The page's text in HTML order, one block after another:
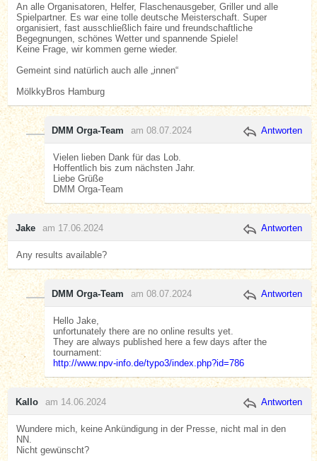
An alle Organisatoren, Helfer, Flaschenausgeber, Griller und alle
Spielpartner. Es war eine tolle deutsche Meisterschaft. Super
organisiert, fast ausschließlich faire und freundschaftliche
Begegnungen, schönes Wetter und spannende Spiele!
Keine Frage, wir kommen gerne wieder.
Gemeint sind natürlich auch alle „innen“
MölkkyBros Hamburg
DMM Orga-Team am 08.07.2024 Antworten
Vielen lieben Dank für das Lob.
Hoffentlich bis zum nächsten Jahr.
Liebe Grüße
DMM Orga-Team
Jake am 17.06.2024 Antworten
Any results available?
DMM Orga-Team am 08.07.2024 Antworten
Hello Jake,
unfortunately there are no online results yet.
They are always published here a few days after the
tournament:
http://www.npv-info.de/typo3/index.php?id=786
Kallo am 14.06.2024 Antworten
Wundere mich, keine Ankündigung in der Presse, nicht mal in den
NN.
Nicht gewünscht?